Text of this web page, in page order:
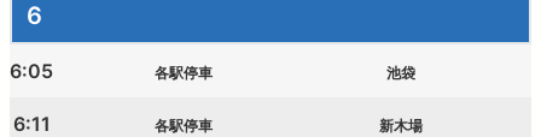
6
6:05 各駅停車 池袋
6:11 各駅停車 新木場